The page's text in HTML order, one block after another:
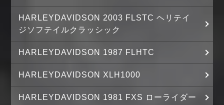
HARLEYDAVIDSON 2003 FLSTC ヘリテイ
ジソフテイルクラッシック
HARLEYDAVIDSON 1987 FLHTC
HARLEYDAVIDSON XLH1000
HARLEYDAVIDSON 1981 FXS ローライダー